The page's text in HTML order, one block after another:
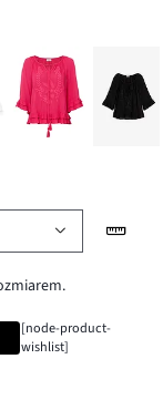
[node-product-
wishlist]